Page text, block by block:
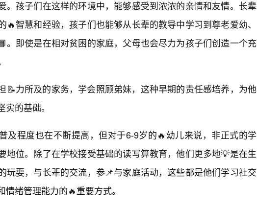
。孩子们在这样的环境中，能够感受到浓浓的亲情和友情。长辈
🔥智慧和经验，孩子们也能够从长辈的教导中学习到尊老爱幼、
。即使是在相对贫困的家庭，父母也会尽力为孩子们创造一个充
📝力所及的家务，学会照顾弟妹，这种早期的责任感培养，为他
的基础。
及程度也在不断提高，但对于6-9岁的🔥幼儿来说，非正式的学
地位。除了在学校接受基础的读写算教育，他们更多地💡是在生
玩耍，与长辈的交流，参📌与家庭活动，这些都是他们学习社交
绪管理能力的🔥重要方式。